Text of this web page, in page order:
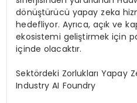
dönüştürücü yapay zeka
hedefliyor. Ayrıca, açık ve
ekosistemi geliştirmek için
içinde olacaktır.
Sektördeki Zorlukları Yapay
Industry AI Foundry